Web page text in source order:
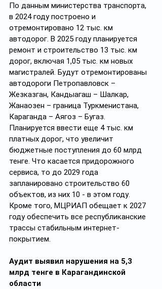
По данным министерства транспорта,
в 2024 году построено и
отремонтировано 12 тыс. км
автодорог. В 2025 году планируется
ремонт и строительство 13 тыс. км
дорог, включая 1,05 тыс. км новых
магистралей. Будут отремонтированы
автодороги Петропавловск –
Жезказган, Кандыагаш – Шалкар,
Жанаозен – граница Туркменистана,
Караганда – Аягоз – Бугаз.
Планируется ввести еще 4 тыс. км
платных дорог, что увеличит
бюджетные поступления до 60 млрд
тенге. Что касается придорожного
сервиса, то до 2029 года
запланировано строительство 60
объектов, из них 10 - в этом году.
Кроме того, МЦРИАП обещает к 2027
году обеспечить все республиканские
трассы стабильным интернет-
покрытием.
Аудит выявил нарушения на 5,3
млрд тенге в Карагандинской
области